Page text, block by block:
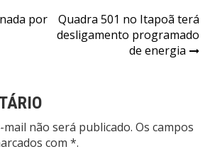
por
Quadra 501 no Itapoã terá
desligamento programado
de energia
não será publicado. Os campos
com *.